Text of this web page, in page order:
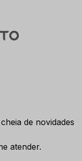
de novidades
atender.